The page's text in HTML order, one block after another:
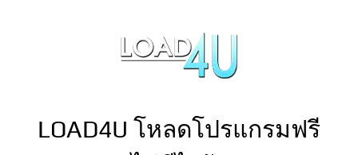
LOAD4U โหลดโปรแกรมฟรี